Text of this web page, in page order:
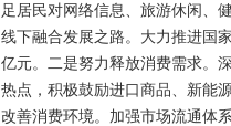
足居民对网络信息、旅游休闲、
线下融合发展之路。大力推进国
亿元。二是努力释放消费需求。
热点，积极鼓励进口商品、新能
改善消费环境。加强市场流通体